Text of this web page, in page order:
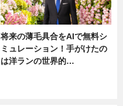
将来の薄毛具合をAIで無料シ
ミュレーション！手がけたの
は洋ランの世界的…